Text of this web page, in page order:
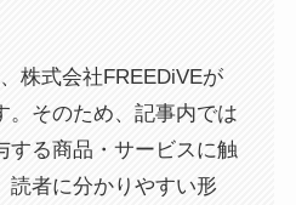
株式会社FREEDiVEが
。そのため、記事内では
する商品・サービスに触
読者に分かりやすい形